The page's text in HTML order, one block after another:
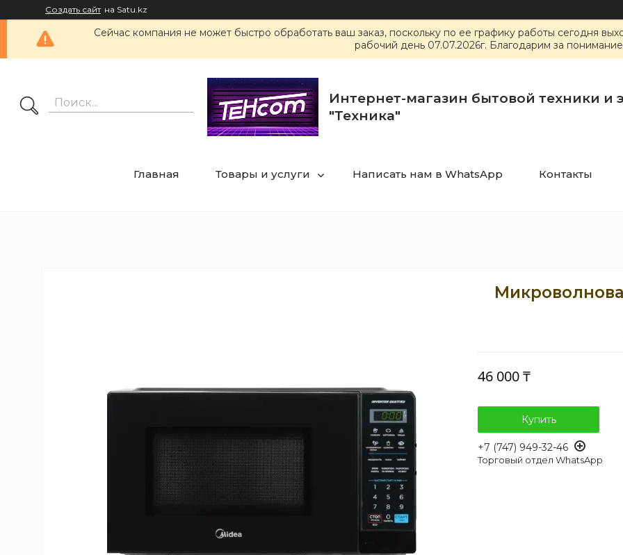
Создать сайт на Satu.kz
Сейчас компания не может быстро обработать ваш заказ, поскольку по ее графику работы сегодня
рабочий день 07.07.2026г. Благодарим за
Интернет-магазин бытовой техники и
"Техника"
Главная Товары и услуги Написать нам в WhatsApp Контакты
46 000 ₸
Купить
+7 (747) 949-32-46
Торговый отдел WhatsApp